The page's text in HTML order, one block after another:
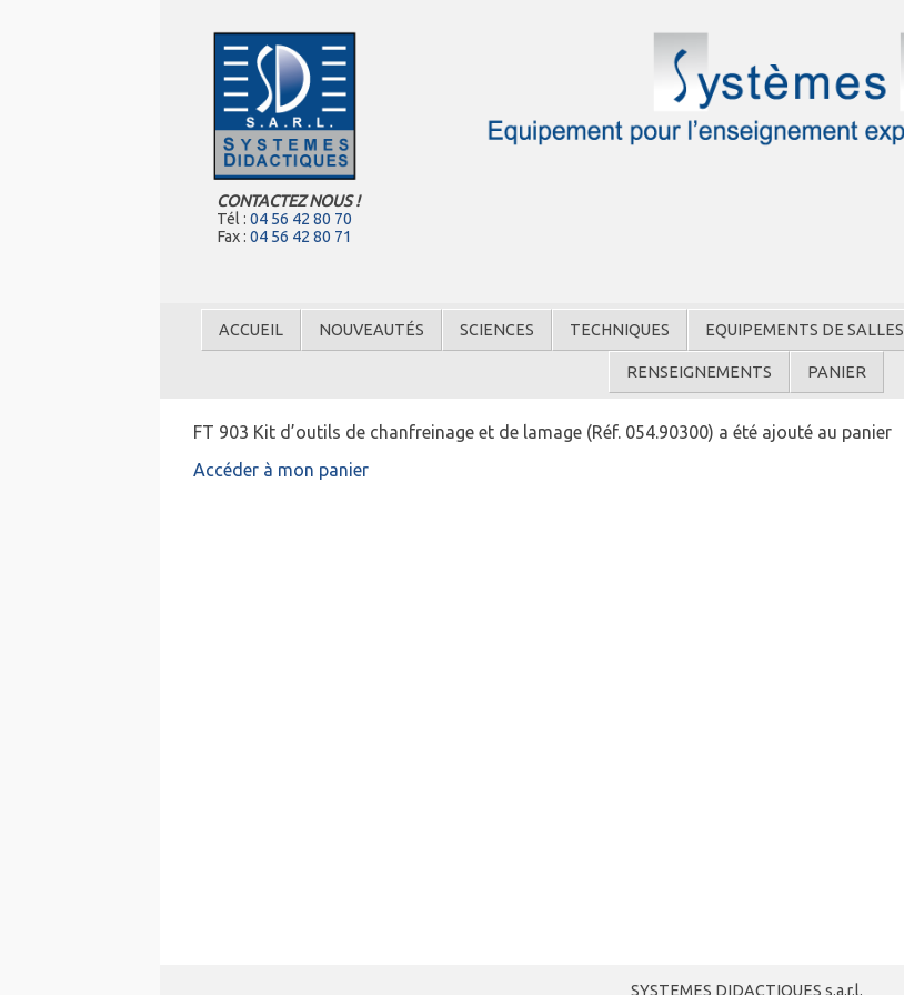
CONTACTEZ NOUS !
Tél : 04 56 42 80 70
Fax : 04 56 42 80 71
ACCUEIL NOUVEAUTÉS SCIENCES TECHNIQUES EQUIPEMENTS DE SALLES
RENSEIGNEMENTS PANIER
FT 903 Kit d’outils de chanfreinage et de lamage (Réf. 054.90300) a été ajouté au panier
Accéder à mon panier
SYSTEMES DIDACTIQUES s.a.r.l.